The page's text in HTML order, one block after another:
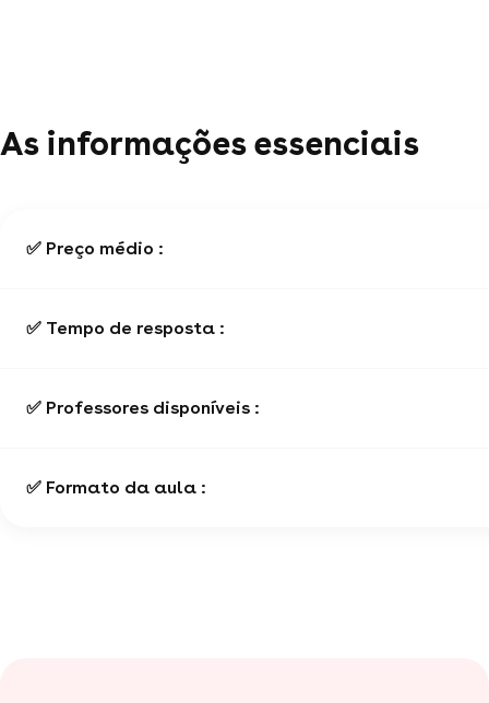
As informações essenciais
✅ Preço médio :
✅ Tempo de resposta :
✅ Professores disponíveis :
✅ Formato da aula :